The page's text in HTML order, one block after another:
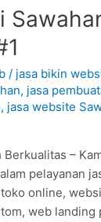
/ jasa bikin
, jasa
, jasa website
–
pelayanan
online,
web